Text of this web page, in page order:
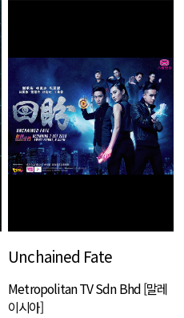
Unchained Fate
Metropolitan TV Sdn Bhd [말레
이시아]